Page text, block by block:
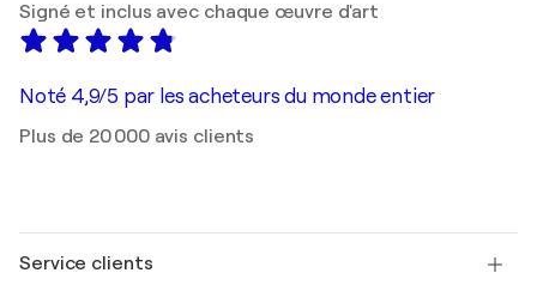
Signé et inclus avec chaque œuvre d'art
Noté 4,9/5 par les acheteurs du monde entier
Plus de 20 000 avis clients
Service clients